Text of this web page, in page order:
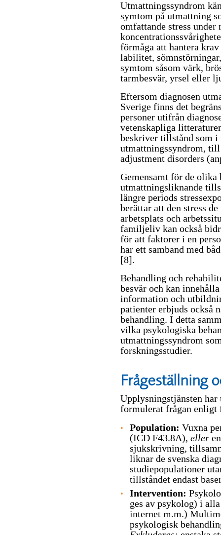
Utmattningssyndrom
symtom på utmattning
omfattande stress
förmåga att hantera
labilitet,
symtom såsom värk,
tarmbesvär, yrsel eller
Eftersom diagnosen
Sverige finns det
personer utifrån
vetenskapliga
beskriver tillstånd som i
utmattningssyndrom,
adjustment disorders
Gemensamt för de olika
utmattningsliknande
längre periods
berättar att den stress
arbetsplats och
familjeliv kan också
för att faktorer i en
har ett samband med
[8].
Behandling och
besvär och kan
information och
patienter erbjuds också
behandling. I detta
vilka psykologiska
utmattningssyndrom
forskningsstudier.
Frågeställning
Upplysningstjänsten
formulerat frågan enligt
Population: Vuxna
(ICD F43.8A),eller
sjukskrivning,
liknar de svenska
studiepopulationer
tillståndet endast
Intervention:
ges av psykolog) i
internet m.m.)
psykologisk